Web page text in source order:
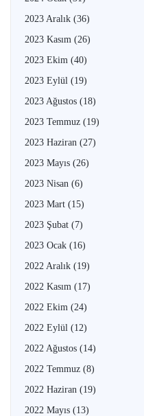
2023 Aralık (36)
2023 Kasım (26)
2023 Ekim (40)
2023 Eylül (19)
2023 Ağustos (18)
2023 Temmuz (19)
2023 Haziran (27)
2023 Mayıs (26)
2023 Nisan (6)
2023 Mart (15)
2023 Şubat (7)
2023 Ocak (16)
2022 Aralık (19)
2022 Kasım (17)
2022 Ekim (24)
2022 Eylül (12)
2022 Ağustos (14)
2022 Temmuz (8)
2022 Haziran (19)
2022 Mayıs (13)